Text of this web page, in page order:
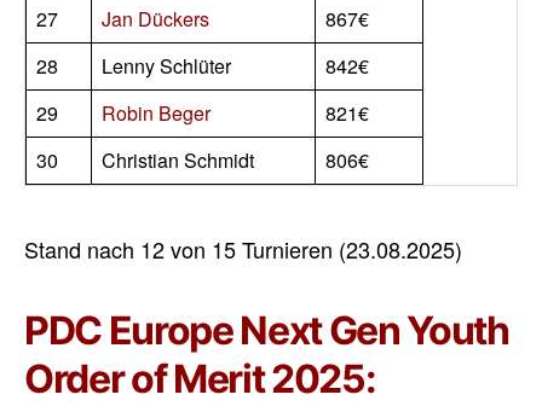
27
Jan Dückers
867€
28
Lenny Schlüter
842€
29
Robin Beger
821€
30
Christian Schmidt 806€
Stand nach 12 von 15 Turnieren (23.08.2025)
PDC Europe Next Gen Youth
Order of Merit 2025: